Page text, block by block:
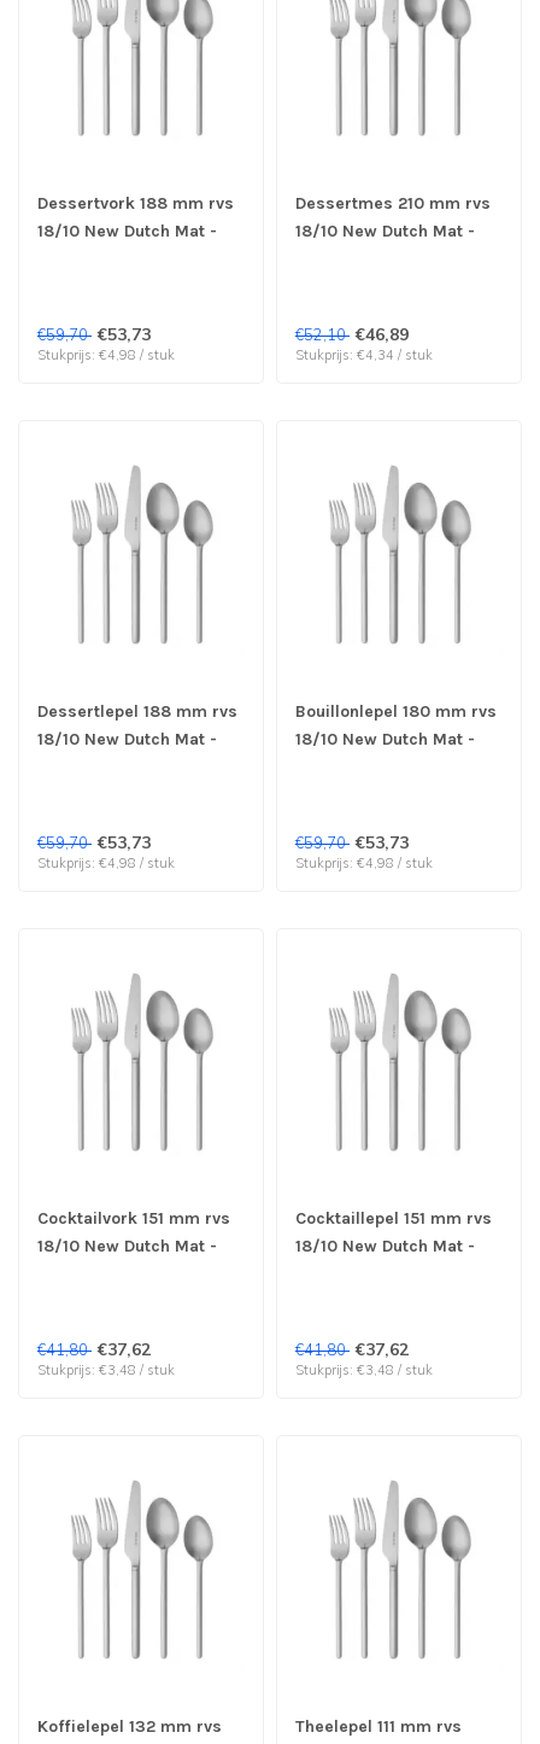
Dessertvork 188 mm rvs
18/10 New Dutch Mat -
€59,70 €53,73
Stukprijs: €4,98 / stuk
Dessertmes 210 mm rvs
18/10 New Dutch Mat -
€52,10 €46,89
Stukprijs: €4,34 / stuk
Dessertlepel 188 mm rvs
18/10 New Dutch Mat -
€59,70 €53,73
Stukprijs: €4,98 / stuk
Bouillonlepel 180 mm rvs
18/10 New Dutch Mat -
€59,70 €53,73
Stukprijs: €4,98 / stuk
Cocktailvork 151 mm rvs
18/10 New Dutch Mat -
€41,80 €37,62
Stukprijs: €3,48 / stuk
Cocktaillepel 151 mm rvs
18/10 New Dutch Mat -
€41,80 €37,62
Stukprijs: €3,48 / stuk
Koffielepel 132 mm rvs
Theelepel 111 mm rvs